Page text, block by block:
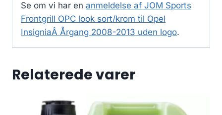
Se om vi har en anmeldelse af JOM Sports
Frontgrill OPC look sort/krom til Opel
InsigniaÂ Årgang 2008-2013 uden logo.
Relaterede varer